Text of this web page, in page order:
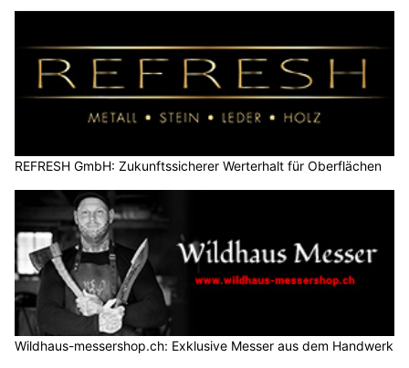
REFRESH GmbH: Zukunftssicherer Werterhalt für Oberflächen
Wildhaus-messershop.ch: Exklusive Messer aus dem Handwerk